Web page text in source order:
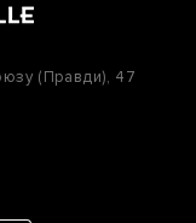
(Правди), 47